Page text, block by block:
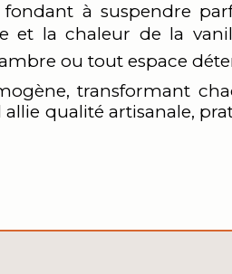
à suspendre
et la chaleur de la
ou tout espace
transformant
qualité artisanale,